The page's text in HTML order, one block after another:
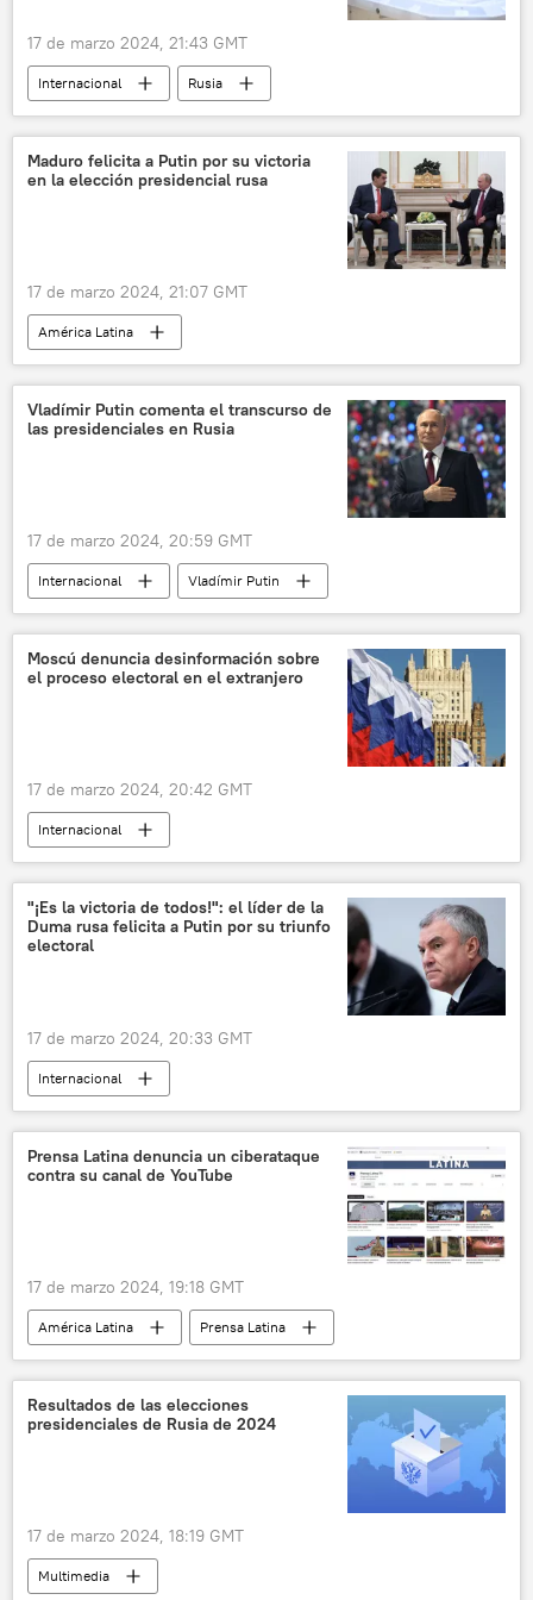
17 de marzo 2024, 21:43 GMT
Internacional
Rusia
Elecciones presidenciales en Rusia (2024)
Maduro felicita a Putin por su victoria
en la elección presidencial rusa
17 de marzo 2024, 21:07 GMT
América Latina
Elecciones presidenciales en Rusia (2024)
Nicolás Maduro
Vladímir Putin
Yván Gil
Moscú
Vladímir Putin comenta el transcurso de
las presidenciales en Rusia
17 de marzo 2024, 20:59 GMT
Internacional
Vladímir Putin
Elecciones presidenciales en Rusia (2024)
Rusia
Moscú denuncia desinformación sobre
el proceso electoral en el extranjero
17 de marzo 2024, 20:42 GMT
Internacional
Elecciones presidenciales en Rusia (2024)
Rusia
"¡Es la victoria de todos!": el líder de la
Duma rusa felicita a Putin por su triunfo
electoral
17 de marzo 2024, 20:33 GMT
Internacional
Elecciones presidenciales en Rusia (2024)
Vladímir Putin
Viacheslav Volodin
política
Prensa Latina denuncia un ciberataque
contra su canal de YouTube
17 de marzo 2024, 19:18 GMT
América Latina
Prensa Latina
Youtube
Cuba
Fidel Castro
Gabriel García Márquez
Resultados de las elecciones
presidenciales de Rusia de 2024
17 de marzo 2024, 18:19 GMT
Multimedia